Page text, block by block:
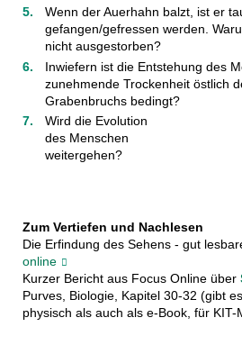
Wenn der Auerhahn balzt, ist er
gefangen/gefressen werden.
nicht ausgestorben?
Inwiefern ist die Entstehung des
zunehmende Trockenheit östlich
Grabenbruchs bedingt?
Wird die Evolution
des Menschen
weitergehen?
Zum Vertiefen und Nachlesen
Die Erfindung des Sehens - gut
online
Kurzer Bericht aus Focus Online über
Purves, Biologie, Kapitel 30-32 (gibt
physisch als auch als e-Book, für KIT-